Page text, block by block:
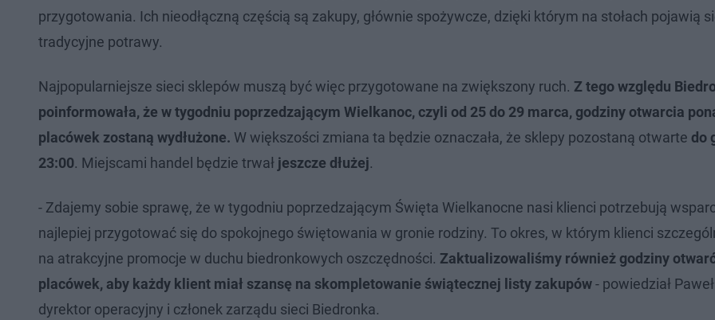
przygotowania. Ich nieodłączną częścią są zakupy, głównie spożywcze, dzięki którym na stołach pojawią
tradycyjne potrawy.
Najpopularniejsze sieci sklepów muszą być więc przygotowane na zwiększony ruch. Z tego względu
poinformowała, że w tygodniu poprzedzającym Wielkanoc, czyli od 25 do 29 marca, godziny otwarcia
placówek zostaną wydłużone. W większości zmiana ta będzie oznaczała, że sklepy pozostaną otwarte do
23:00. Miejscami handel będzie trwał jeszcze dłużej.
- Zdajemy sobie sprawę, że w tygodniu poprzedzającym Święta Wielkanocne nasi klienci potrzebują
najlepiej przygotować się do spokojnego świętowania w gronie rodziny. To okres, w którym klienci
na atrakcyjne promocje w duchu biedronkowych oszczędności. Zaktualizowaliśmy również godziny
placówek, aby każdy klient miał szansę na skompletowanie świątecznej listy zakupów- powiedział
dyrektor operacyjny i członek zarządu sieci Biedronka.